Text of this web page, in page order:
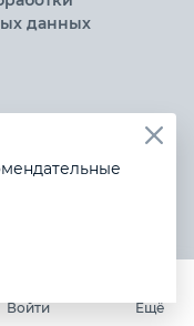
данных
соглашения
своих
покинуть наш
Войти Ещё